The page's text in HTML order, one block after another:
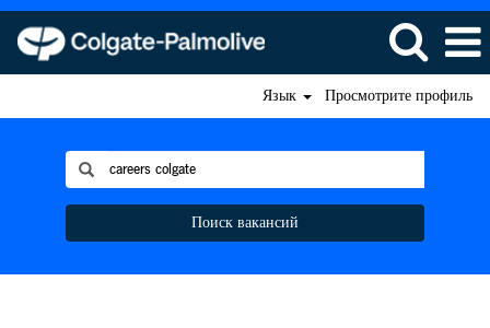
Язык Просмотрите профиль
Поиск вакансий